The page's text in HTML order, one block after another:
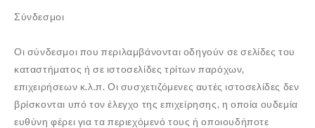
Σύνδεσμοι
Οι σύνδεσμοι που περιλαμβάνονται οδηγούν σε σελίδες του
καταστήματος ή σε ιστοσελίδες τρίτων παρόχων,
επιχειρήσεων κ.λ.π. Οι συσχετιζόμενες αυτές ιστοσελίδες δεν
βρίσκονται υπό τον έλεγχο της επιχείρησης, η οποία ουδεμία
ευθύνη φέρει για τα περιεχόμενό τους ή οποιουδήποτε